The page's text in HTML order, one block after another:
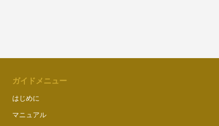
ガイドメニュー
はじめに
マニュアル